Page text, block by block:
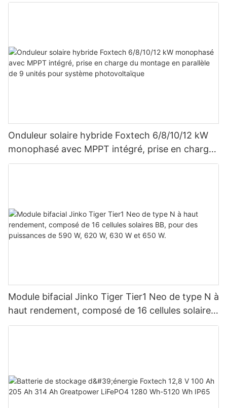
Onduleur solaire hybride Foxtech 6/8/10/12 kW
monophasé avec MPPT intégré, prise en charge
du montage en parallèle de 9 unités pour
Module bifacial Jinko Tiger Tier1 Neo de type N à
haut rendement, composé de 16 cellules solaires
BB, pour des puissances de 590 W, 620 W, 630